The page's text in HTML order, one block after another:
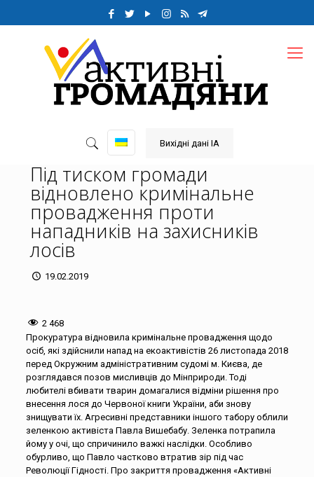
Вихідні дані ІА
Під тиском громади
відновлено кримінальне
провадження проти
нападників на захисників
лосів
19.02.2019
2 468
Прокуратура відновила кримінальне провадження щодо
осіб, які здійснили напад на екоактивістів 26 листопада 2018
перед Окружним адміністративним судомі м. Києва, де
розглядався позов мисливців до Мінприроди. Тоді
любителі вбивати тварин домагалися відміни рішення про
внесення лося до Червоної книги України, аби знову
знищувати їх. Агресивні представники іншого табору облили
зеленкою активіста Павла Вишебабу. Зеленка потрапила
йому у очі, що спричинило важкі наслідки. Особливо
обурливо, що Павло частково втратив зір під час
Революції Гідності. Про закриття провадження «Активні